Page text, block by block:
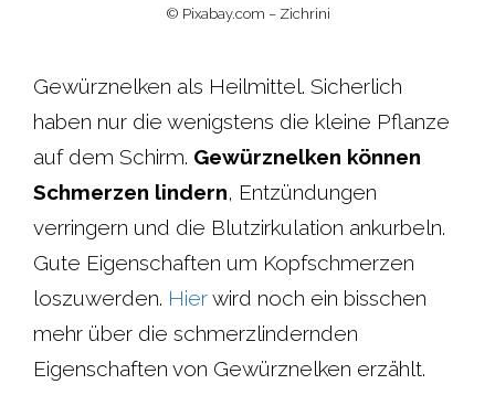
© Pixabay.com – Zichrini
Gewürznelken als Heilmittel. Sicherlich
haben nur die wenigstens die kleine Pflanze
auf dem Schirm. Gewürznelken können
Schmerzen lindern, Entzündungen
verringern und die Blutzirkulation ankurbeln.
Gute Eigenschaften um Kopfschmerzen
loszuwerden. Hierwird noch ein bisschen
mehr über die schmerzlindernden
Eigenschaften von Gewürznelken erzählt.